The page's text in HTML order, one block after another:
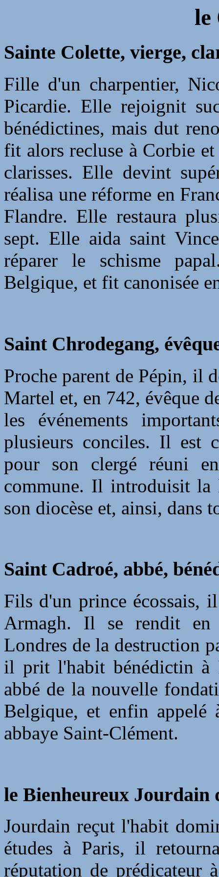
le
Sainte Colette, vierge,
Fille d'un charpentier,
Picardie. Elle rejoignit
bénédictines, mais dut
fit alors recluse à Corbie
clarisses. Elle devint
réalisa une réforme en
Flandre. Elle restaura
sept. Elle aida saint
réparer le schisme
Belgique, et fit canonisée
Saint Chrodegang,
Proche parent de Pépin, il
Martel et, en 742, évêque
les événements
plusieurs conciles. Il est
pour son clergé réuni
commune. Il introduisit la
son diocèse et, ainsi, dans
Saint Cadroé, abbé,
Fils d'un prince écossais,
Armagh. Il se rendit en
Londres de la destruction
il prit l'habit bénédictin à
abbé de la nouvelle
Belgique, et enfin appelé
abbaye Saint-Clément.
le Bienheureux Jourdain
Jourdain reçut l'habit
études à Paris, il
réputation de prédicateur